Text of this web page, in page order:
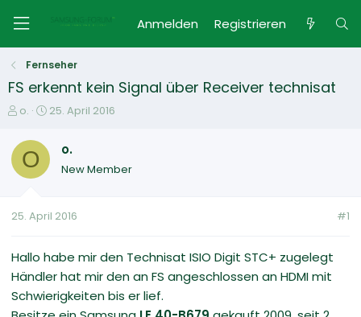
Anmelden Registrieren
Fernseher
FS erkennt kein Signal über Receiver technisat
E
s
e
e
o.
E
t
t
m
25. April 2016
O o.
New Member
25. April 2016 #1
Hallo habe mir den Technisat ISIO Digit STC+ zugelegt
Händler hat mir den an FS angeschlossen an HDMI mit
Schwierigkeiten bis er lief.